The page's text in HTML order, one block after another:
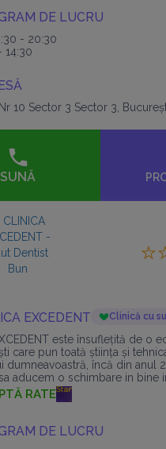
DE LUCRU
- 20:30
14:30
10 Sector 3 Sector 3,
SUNĂ
EXCEDENT Clinică cu
este însuflețită de o
care pun toată știința și
dumneavoastră, încă din anul
aducem o schimbare in bine
de a zambi.
RATE
DE LUCRU